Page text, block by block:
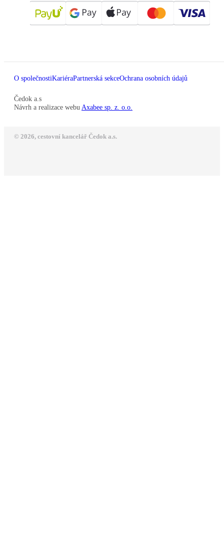
O společnostiKariéraPartnerská sekceOchrana osobních údajů
Čedok a.s
Návrh a realizace webu Axabee sp. z. o.o.
© 2026, cestovní kancelář Čedok a.s.